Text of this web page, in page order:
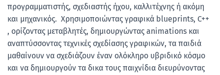
προγραμματιστής, σχεδιαστής ήχου, καλλιτέχνης ή ακόμη
και μηχανικός. Χρησιμοποιώντας γραφικά blueprints, C++
, ορίζοντας μεταβλητές, δημιουργώντας animations και
αναπτύσσοντας τεχνικές σχεδίασης γραφικών, τα παιδιά
μαθαίνουν να σχεδιάζουν έναν ολόκληρο υβριδικό κόσμο
και να δημιουργούν τα δικα τους παιχνίδια διευρύνοντας